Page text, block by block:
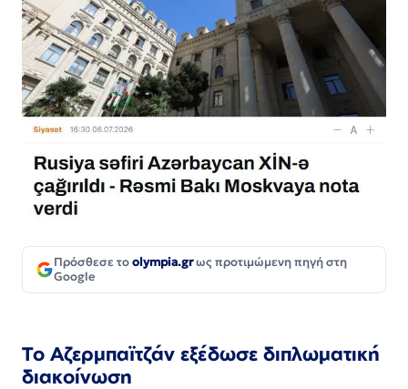
Πρόσθεσε τοolympia.grως προτιμώμενη πηγή στη
Google
Το Αζερμπαϊτζάν εξέδωσε διπλωματική
διακοίνωση